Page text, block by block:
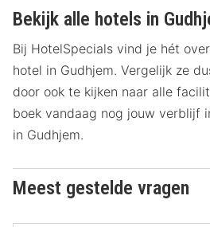
Bekijk alle hotels in
Bij HotelSpecials vind je hét
hotel in Gudhjem. Vergelijk ze
door ook te kijken naar alle
boek vandaag nog jouw verblijf
in Gudhjem.
Meest gestelde vragen